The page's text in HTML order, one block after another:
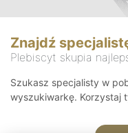
Znajdź
Plebiscyt skupia
Szukasz specjalisty w
wyszukiwarkę. Korzystaj